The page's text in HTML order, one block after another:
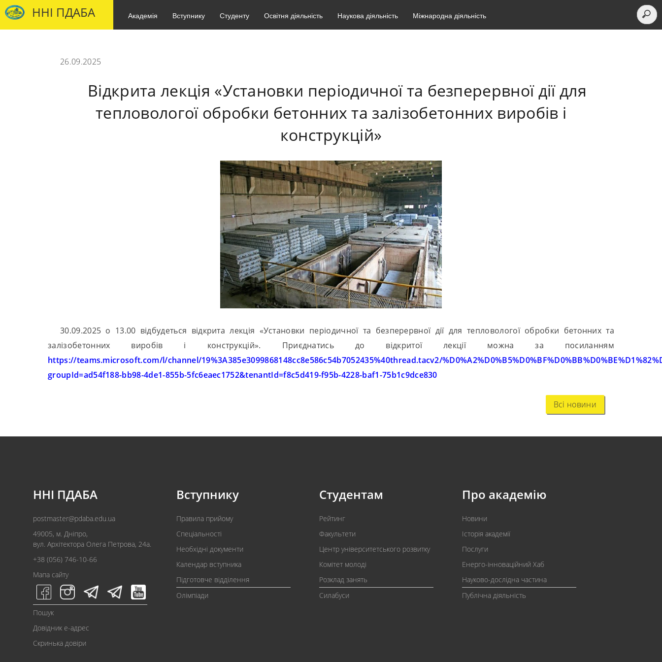
ННІ ПДАБА Академія Вступнику Студенту Освітня діяльність Наукова діяльність Міжнародна діяльність
26.09.2025
Відкрита лекція «Установки періодичної та безперервної дії для
тепловологої обробки бетонних та залізобетонних виробів і
конструкцій»
30.09.2025 о 13.00 відбудеться відкрита лекція «Установки періодичної та безперервної дії для тепловологої обробки бетонних та
залізобетонних виробів і конструкцій». Приєднатись до відкритої лекції можна за посиланням
https://teams.microsoft.com/l/channel/19%3A385e3099868148cc8e586c54b7052435%40thread.tacv2/
groupId=ad54f188-bb98-4de1-855b-5fc6eaec1752&tenantId=f8c5d419-f95b-4228-baf1-75b1c9dce830
Всі новини
ННІ ПДАБА
postmaster@pdaba.edu.ua
49005, м. Дніпро,
вул. Архітектора Олега Петрова, 24а.
+38 (056) 746-10-66
Мапа сайту
Пошук
Довідник e-адрес
Скринька довіри
Вступнику
Правила прийому
Спеціальності
Необхідні документи
Календар вступника
Підготовче відділення
Олімпіади
Студентам
Рейтинг
Факультети
Центр університетського розвитку
Комітет молоді
Розклад занять
Силабуси
Про академію
Новини
Історія академії
Послуги
Енерго-інноваційний Хаб
Науково-дослідна частина
Публічна діяльність